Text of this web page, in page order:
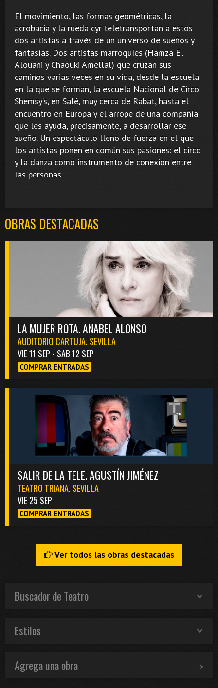
El movimiento, las formas geométricas, la
acrobacia y la rueda cyr teletransportan a estos
dos artistas a través de un universo de sueños y
fantasías. Dos artistas marroquíes (Hamza El
Alouani y Chaouki Amellal) que cruzan sus
caminos varias veces en su vida, desde la escuela
en la que se forman, la escuela Nacional de Circo
Shemsy’s, en Salé, muy cerca de Rabat, hasta el
encuentro en Europa y el arrope de una compañía
que les ayuda, precisamente, a desarrollar ese
sueño. Un espectáculo lleno de fuerza en el que
los artistas ponen en común sus pasiones: el circo
y la danza como instrumento de conexión entre
las personas.
OBRAS DESTACADAS
LA MUJER ROTA. ANABEL ALONSO
AUDITORIO CARTUJA. SEVILLA
VIE 11 SEP - SAB 12 SEP
COMPRAR ENTRADAS
SALIR DE LA TELE. AGUSTÍN JIMÉNEZ
TEATRO TRIANA. SEVILLA
VIE 25 SEP
COMPRAR ENTRADAS
Ver todos las obras destacadas
Buscador de Teatro
Estilos
Agrega una obra